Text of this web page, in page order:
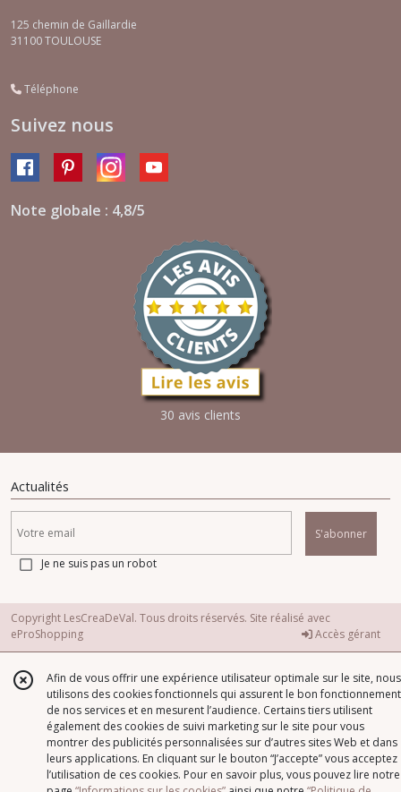
125 chemin de Gaillardie
31100TOULOUSE
Téléphone
Suivez nous
Note globale : 4,8/5
30 avis clients
Actualités
S'abonner
Je ne suis pas un robot
Copyright LesCreaDeVal. Tous droits réservés. Site réalisé avec
eProShopping
Accès gérant
Afin de vous offrir une expérience utilisateur optimale sur le site, nous
utilisons des cookies fonctionnels qui assurent le bon fonctionnement
de nos services et en mesurent l’audience. Certains tiers utilisent
également des cookies de suivi marketing sur le site pour vous
montrer des publicités personnalisées sur d’autres sites Web et dans
leurs applications. En cliquant sur le bouton “J’accepte” vous acceptez
l’utilisation de ces cookies. Pour en savoir plus, vous pouvez lire notre